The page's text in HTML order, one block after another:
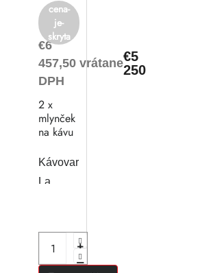
€6
457,50 vrátane
DPH
€5
250
2 x
mlynček
na kávu
Kávovar
La
cena-
je-
skryta